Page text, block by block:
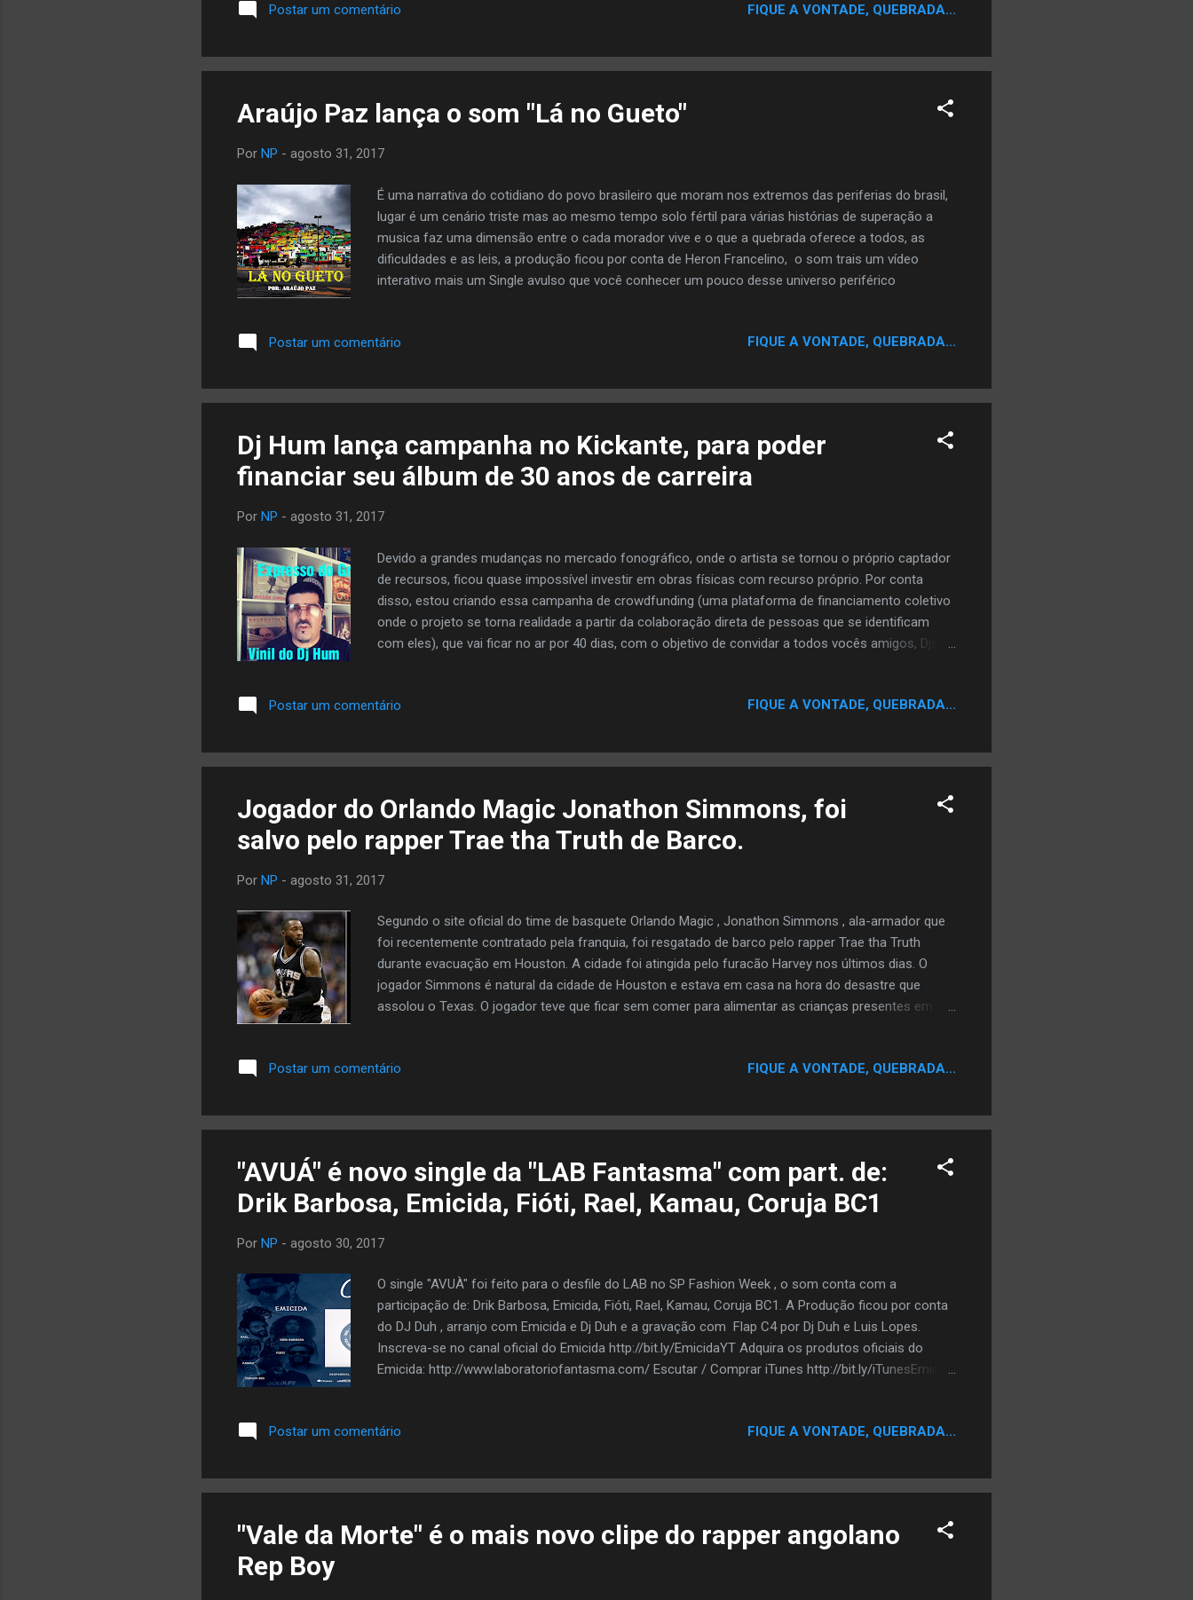
Postar um comentário FIQUE A VONTADE, QUEBRADA...
Araújo Paz lança o som "Lá no Gueto"
Por NP - agosto 31, 2017
É uma narrativa do cotidiano do povo brasileiro que moram nos extremos das periferias do brasil,
lugar é um cenário triste mas ao mesmo tempo solo fértil para várias histórias de superação a
musica faz uma dimensão entre o cada morador vive e o que a quebrada oferece a todos, as
dificuldades e as leis, a produção ficou por conta de Heron Francelino, o som trais um vídeo
interativo mais um Single avulso que você conhecer um pouco desse universo periférico
Postar um comentário FIQUE A VONTADE, QUEBRADA...
Dj Hum lança campanha no Kickante, para poder
financiar seu álbum de 30 anos de carreira
Por NP - agosto 31, 2017
Devido a grandes mudanças no mercado fonográfico, onde o artista se tornou o próprio captador
de recursos, ficou quase impossível investir em obras físicas com recurso próprio. Por conta
disso, estou criando essa campanha de crowdfunding (uma plataforma de financiamento coletivo
onde o projeto se torna realidade a partir da colaboração direta de pessoas que se identificam
com eles), que vai ficar no ar por 40 dias, com o objetivo de convidar a todos vocês amigos, Djs,
30 anos de carreira. Vocês vão adquirir com exclusividade o meu novo disco "Dj Hum e o Expresso
com capa gatefold (Dupla) Vocês poderão optar pelos 8 Kits disponíveis incluindo uma linha de
camiseta exclusiva da t...
Postar um comentário FIQUE A VONTADE, QUEBRADA...
Jogador do Orlando Magic Jonathon Simmons, foi
salvo pelo rapper Trae tha Truth de Barco.
Por NP - agosto 31, 2017
Segundo o site oficial do time de basquete Orlando Magic , Jonathon Simmons , ala-armador que
foi recentemente contratado pela franquia, foi resgatado de barco pelo rapper Trae tha Truth
durante evacuação em Houston. A cidade foi atingida pelo furacão Harvey nos últimos dias. O
jogador Simmons é natural da cidade de Houston e estava em casa na hora do desastre que
assolou o Texas. O jogador teve que ficar sem comer para alimentar as crianças presentes em
furacões. E dessa vez Simmons, por um dia e meio comeu um pacote de macarrão. Quando a
Para sua sorte, Trae Tha Truth , proprietário de um barco, tinha amigos em comum com o jogador
do Magic. "Eles trouxeram um barco para Houston porque Trae também...
Postar um comentário FIQUE A VONTADE, QUEBRADA...
"AVUÁ" é novo single da "LAB Fantasma" com part. de:
Drik Barbosa, Emicida, Fióti, Rael, Kamau, Coruja BC1
Por NP - agosto 30, 2017
O single "AVUÀ" foi feito para o desfile do LAB no SP Fashion Week , o som conta com a
participação de: Drik Barbosa, Emicida, Fióti, Rael, Kamau, Coruja BC1. A Produção ficou por conta
do DJ Duh , arranjo com Emicida e Dj Duh e a gravação com Flap C4 por Dj Duh e Luis Lopes.
Inscreva-se no canal oficial do Emicida http://bit.ly/EmicidaYT Adquira os produtos oficiais do
Emicida: http://www.laboratoriofantasma.com/ Escutar / Comprar iTunes http://bit.ly/iTunesEmicida
http://instagram.com/emicida
Postar um comentário FIQUE A VONTADE, QUEBRADA...
"Vale da Morte" é o mais novo clipe do rapper angolano
Rep Boy